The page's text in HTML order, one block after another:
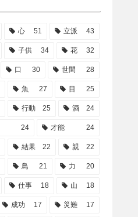
心 51 立派 43
子供 34 花 32
口 30 世間 28
魚 27 目 25
行動 25 酒 24
24 才能 24
結果 22 親 22
鳥 21 力 20
仕事 18 山 18
成功 17 災難 17